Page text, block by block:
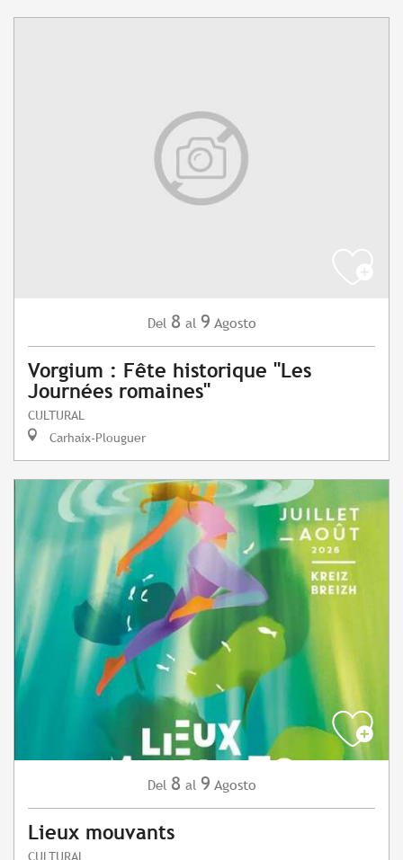
Del 8 al 9 Agosto
Vorgium : Fête historique "Les
Journées romaines"
CULTURAL
Carhaix-Plouguer
Del 8 al 9 Agosto
Lieux mouvants
CULTURAL